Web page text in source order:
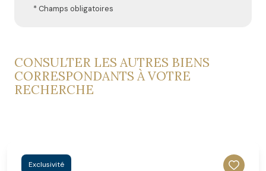
* Champs obligatoires
CONSULTER LES AUTRES BIENS
CORRESPONDANTS À VOTRE
RECHERCHE
Exclusivité